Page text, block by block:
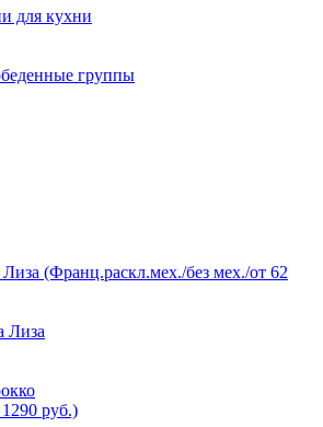
для кухни
группы
(Франц.раскл.мех./без мех./от 62
Лиза
руб.)